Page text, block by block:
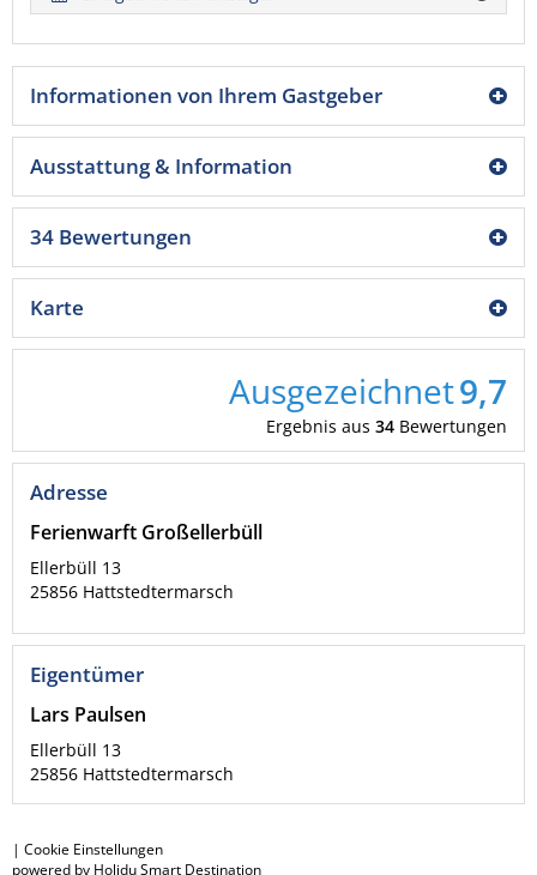
Informationen von Ihrem Gastgeber
Ausstattung & Information
34 Bewertungen
Karte
Ausgezeichnet9,7
Ergebnis aus 34 Bewertungen
Adresse
Ferienwarft Großellerbüll
Ellerbüll 13
25856 Hattstedtermarsch
Eigentümer
Lars Paulsen
Ellerbüll 13
25856 Hattstedtermarsch
| Cookie Einstellungen
powered by Holidu Smart Destination